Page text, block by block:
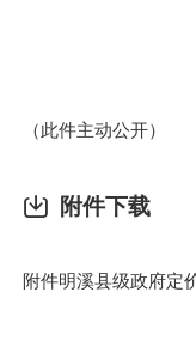
（此件主动公开）
附件下载
附件明溪县级政府定